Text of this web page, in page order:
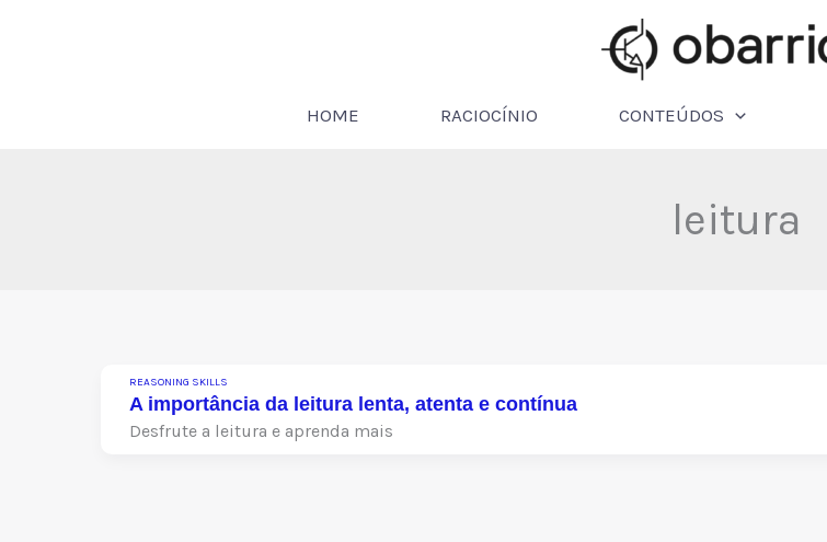
HOME RACIOCÍNIO CONTEÚDOS
leitura
REASONING SKILLS
A importância da leitura lenta, atenta e contínua
Desfrute a leitura e aprenda mais